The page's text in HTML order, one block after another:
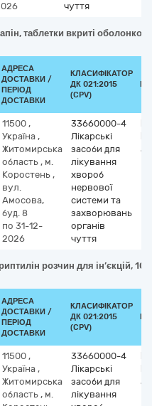
чуття
таблетки вкриті
АДРЕСА
ДОСТАВКИ /
ПЕРІОД
ДОСТАВКИ
КЛАСИФІКАТОР
ДК 021:2015
(CPV)
11500 ,
Україна ,
Житомирська
область , м.
Коростень ,
вул.
Амосова,
буд. 8
по 31-12-
2026
33660000-4
Лікарські
засоби для
лікування
хвороб
нервової
системи та
захворювань
органів
чуття
розчин для ін’єкцій,
АДРЕСА
ДОСТАВКИ /
ПЕРІОД
ДОСТАВКИ
КЛАСИФІКАТОР
ДК 021:2015
(CPV)
11500 ,
Україна ,
Житомирська
область , м.
33660000-4
Лікарські
засоби для
лікування